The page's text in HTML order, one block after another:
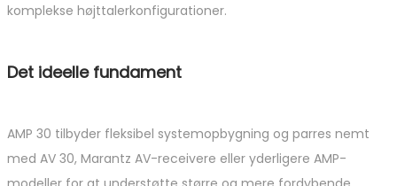
komplekse højttalerkonfigurationer.
Det ideelle fundament
AMP 30 tilbyder fleksibel systemopbygning og parres nemt
med AV 30, Marantz AV-receivere eller yderligere AMP-